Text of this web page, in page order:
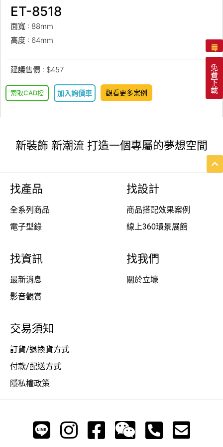
ET-8518
面寬 : 88mm
高度 : 64mm
建議售價 : $457
索取CAD檔 加入詢價車 觀看更多案例
免
費
下
載
新裝飾 新潮流 打造一個專屬的夢想空間
找產品
全系列商品
電子型錄
找設計
商品搭配效果案例
線上360環景展館
找資訊
最新消息
影音觀賞
找我們
關於立壕
交易須知
訂貨/退換貨方式
付款/配送方式
隱私權政策